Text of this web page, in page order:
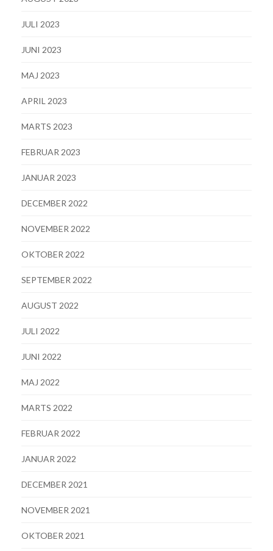
JULI 2023
JUNI 2023
MAJ 2023
APRIL 2023
MARTS 2023
FEBRUAR 2023
JANUAR 2023
DECEMBER 2022
NOVEMBER 2022
OKTOBER 2022
SEPTEMBER 2022
AUGUST 2022
JULI 2022
JUNI 2022
MAJ 2022
MARTS 2022
FEBRUAR 2022
JANUAR 2022
DECEMBER 2021
NOVEMBER 2021
OKTOBER 2021